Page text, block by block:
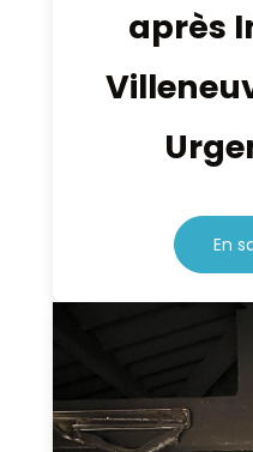
après
En